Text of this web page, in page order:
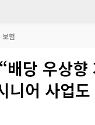
보험
배당 우상
니어 사업